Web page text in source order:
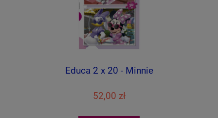
Educa 2 x 20 - Minnie
52,00 zł